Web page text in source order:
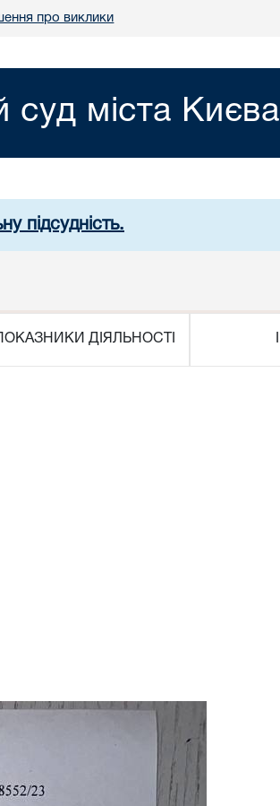
про виклики
міста Києва
підсудність.
ПОКАЗНИКИ ДІЯЛЬНОСТІ